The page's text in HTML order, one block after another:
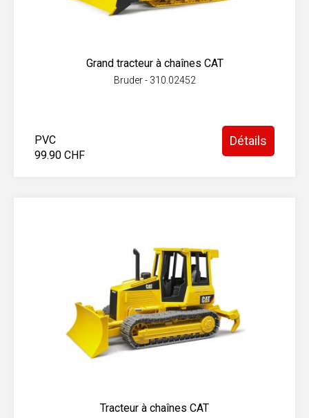
Grand tracteur à chaînes CAT
Bruder - 310.02452
PVC
99.90 CHF
Détails
Tracteur à chaînes CAT